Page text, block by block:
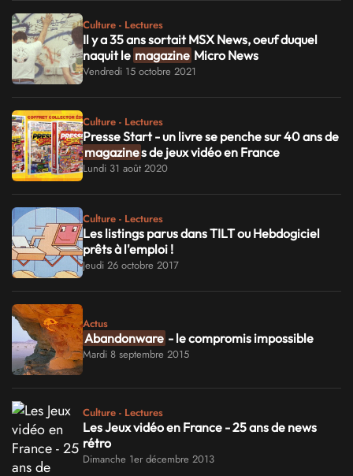
Culture - Lectures
Il y a 35 ans sortait MSX News, oeuf duquel
naquit le magazine Micro News
Vendredi 15 octobre 2021
Culture - Lectures
Presse Start - un livre se penche sur 40 ans de
magazines de jeux vidéo en France
Lundi 31 août 2020
Culture - Lectures
Les listings parus dans TILT ou Hebdogiciel
prêts à l'emploi !
Jeudi 26 octobre 2017
Actus
Abandonware - le compromis impossible
Mardi 8 septembre 2015
Culture - Lectures
Les Jeux vidéo en France - 25 ans de news
rétro
Dimanche 1er décembre 2013